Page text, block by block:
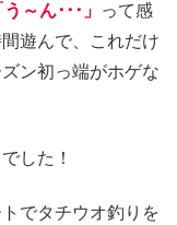
う～ん･･･」 って感
遊んで、これだけ
ン初っ端がホゲな
した！
でタチウオ釣りを